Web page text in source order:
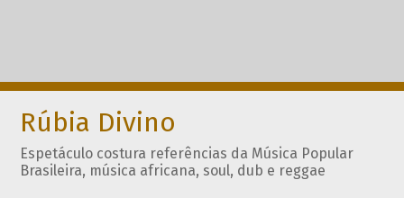
Rúbia Divino
Espetáculo costura referências da Música Popular
Brasileira, música africana, soul, dub e reggae